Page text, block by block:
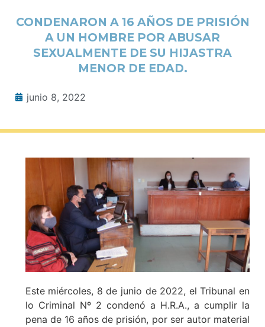
CONDENARON A 16 AÑOS DE PRISIÓN
A UN HOMBRE POR ABUSAR
SEXUALMENTE DE SU HIJASTRA
MENOR DE EDAD.
junio 8, 2022
Este miércoles, 8 de junio de 2022, el Tribunal en
lo Criminal Nº 2 condenó a H.R.A., a cumplir la
pena de 16 años de prisión, por ser autor material